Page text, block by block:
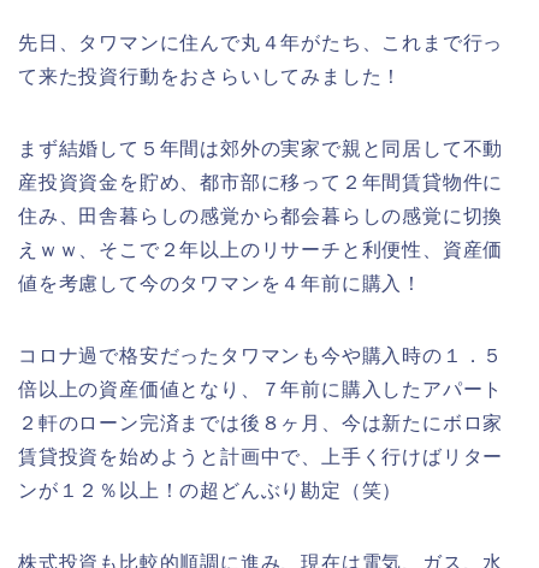
先日、タワマンに住んで丸４年がたち、これまで行っ
て来た投資行動をおさらいしてみました！
まず結婚して５年間は郊外の実家で親と同居して不動
産投資資金を貯め、都市部に移って２年間賃貸物件に
住み、田舎暮らしの感覚から都会暮らしの感覚に切換
えｗｗ、そこで２年以上のリサーチと利便性、資産価
値を考慮して今のタワマンを４年前に購入！
コロナ過で格安だったタワマンも今や購入時の１．５
倍以上の資産価値となり、７年前に購入したアパート
２軒のローン完済までは後８ヶ月、今は新たにボロ家
賃貸投資を始めようと計画中で、上手く行けばリター
ンが１２％以上！の超どんぶり勘定（笑）
株式投資も比較的順調に進み、現在は電気、ガス、水